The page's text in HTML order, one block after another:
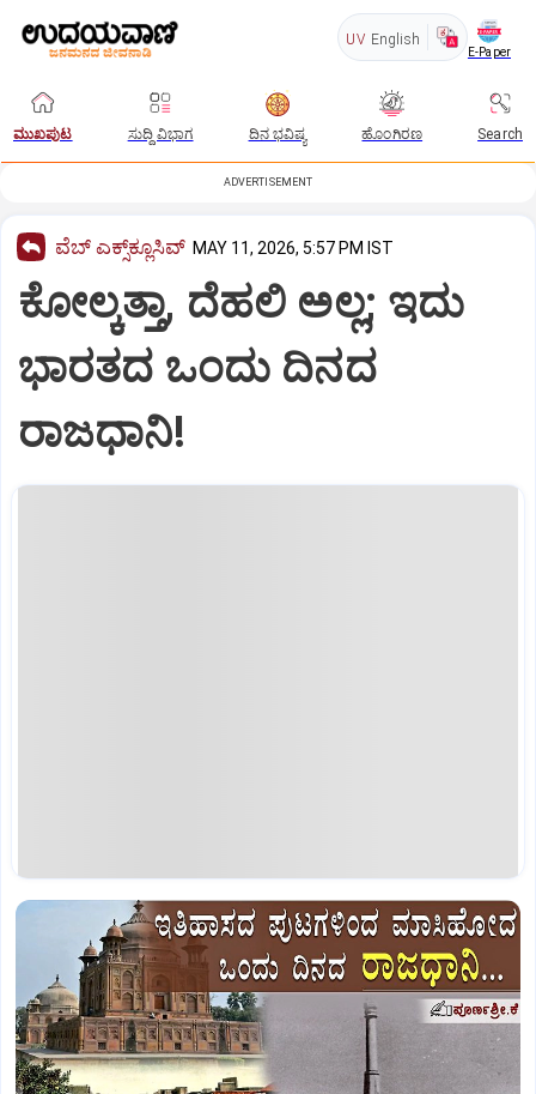
UV English
E-Paper
ಮುಖಪುಟ ಸುದ್ದಿ ವಿಭಾಗ ದಿನ ಭವಿಷ್ಯ ಹೊಂಗಿರಣ Search
ADVERTISEMENT
ವೆಬ್ ಎಕ್ಸ್‌ಕ್ಲೂಸಿವ್ MAY 11, 2026, 5:57 PM IST
ಕೋಲ್ಕತ್ತಾ, ದೆಹಲಿ ಅಲ್ಲ; ಇದು
ಭಾರತದ ಒಂದು ದಿನದ
ರಾಜಧಾನಿ!